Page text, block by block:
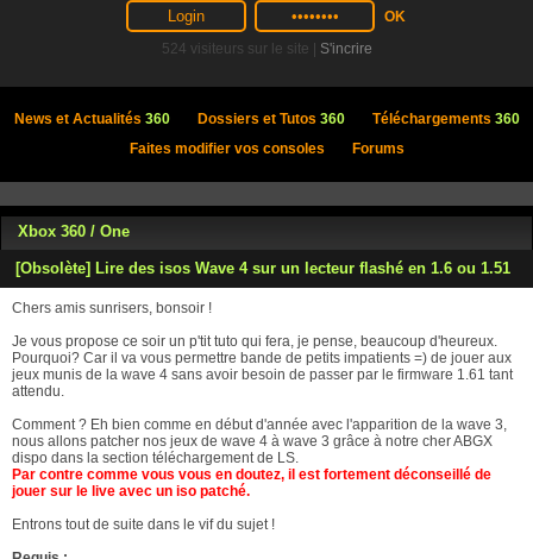
524 visiteurs sur le site | S'incrire
News et Actualités 360 Dossiers et Tutos 360 Téléchargements 360
Faites modifier vos consoles
Forums
Xbox 360 / One
[Obsolète] Lire des isos Wave 4 sur un lecteur flashé en 1.6 ou 1.51
Chers amis sunrisers, bonsoir !
Je vous propose ce soir un p'tit tuto qui fera, je pense, beaucoup d'heureux.
Pourquoi? Car il va vous permettre bande de petits impatients =) de jouer aux
jeux munis de la wave 4 sans avoir besoin de passer par le firmware 1.61 tant
attendu.
Comment ? Eh bien comme en début d'année avec l'apparition de la wave 3,
nous allons patcher nos jeux de wave 4 à wave 3 grâce à notre cher ABGX
dispo dans la section téléchargement de LS.
Par contre comme vous vous en doutez, il est fortement déconseillé de
jouer sur le live avec un iso patché.
Entrons tout de suite dans le vif du sujet !